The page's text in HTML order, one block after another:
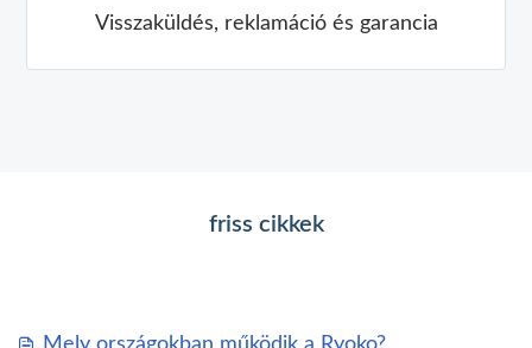
Visszaküldés, reklamáció és garancia
friss cikkek